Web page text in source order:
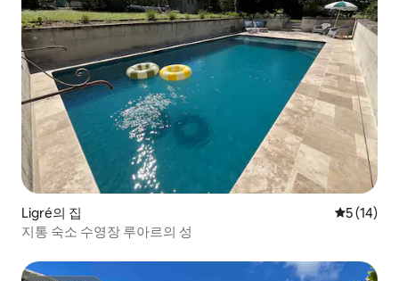
Ligré의 집 평점 5점
5 (14)
지통 숙소 수영장 루아르의 성